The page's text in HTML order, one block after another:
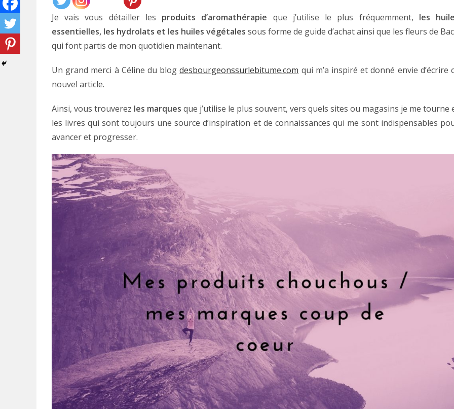
Je vais vous détailler les produits d’aromathérapie que j’utilise le plus fréquemment, les
essentielles, les hydrolats et les huiles végétales sous forme de guide d’achat ainsi que les fleurs de
qui font partis de mon quotidien maintenant.
Un grand merci à Céline du blogdesbourgeonssurlebitume.com qui m’a inspiré et donné envie d’écrire
nouvel article.
Ainsi, vous trouverez les marques que j’utilise le plus souvent, vers quels sites ou magasins je me tourne
les livres qui sont toujours une source d’inspiration et de connaissances qui me sont indispensables
avancer et progresser.